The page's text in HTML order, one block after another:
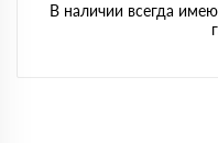
В наличии всегда